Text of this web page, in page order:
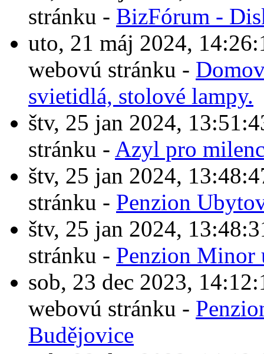
stránku - BizFórum -
uto, 21 máj 2024,
webovú stránku -
svietidlá, stolové lampy.
štv, 25 jan 2024,
stránku - Azyl pro
štv, 25 jan 2024,
stránku - Penzion
štv, 25 jan 2024,
stránku - Penzion Minor
sob, 23 dec 2023,
webovú stránku -
Budějovice